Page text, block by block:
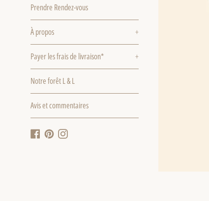
Prendre Rendez-vous
À propos +
Payer les frais de livraison* +
Notre forêt L & L
Avis et commentaires
Facebook
PinterestInstagram